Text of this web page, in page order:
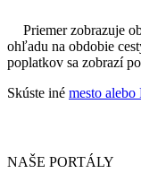
Priemer zobrazuje
ohľadu na obdobie
poplatkov sa zobrazí
Skúste iné mesto alebo
NAŠE PORTÁLY